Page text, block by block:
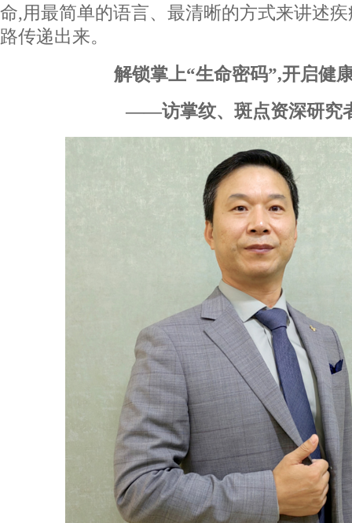
命,用最简单的语言、最清晰的方式来讲述
路传递出来。
解锁掌上“生命密码”,开启健
——访掌纹、斑点资深研究